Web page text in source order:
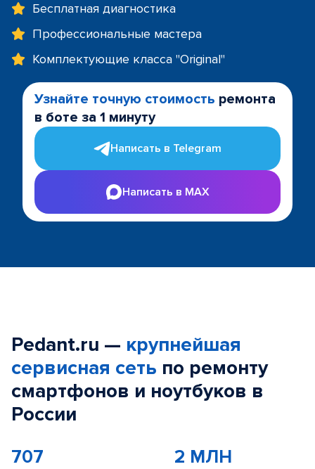
Бесплатная диагностика
Профессиональные мастера
Комплектующие класса "Original"
Узнайте точную стоимость ремонта
в боте за 1 минуту
Написать в Telegram
Написать в MAX
Pedant.ru — крупнейшая
сервисная сеть по ремонту
смартфонов и ноутбуков в
России
707 2 МЛН